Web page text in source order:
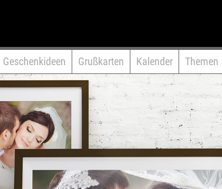
Geschenkideen Grußkarten Kalender Themen